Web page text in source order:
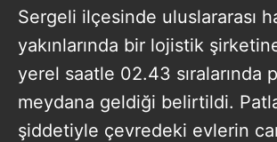
Sergeli ilçesinde uluslararası
yakınlarında bir lojistik
yerel saatle 02.43 sıralarında
meydana geldiği belirtildi.
şiddetiyle çevredeki evlerin